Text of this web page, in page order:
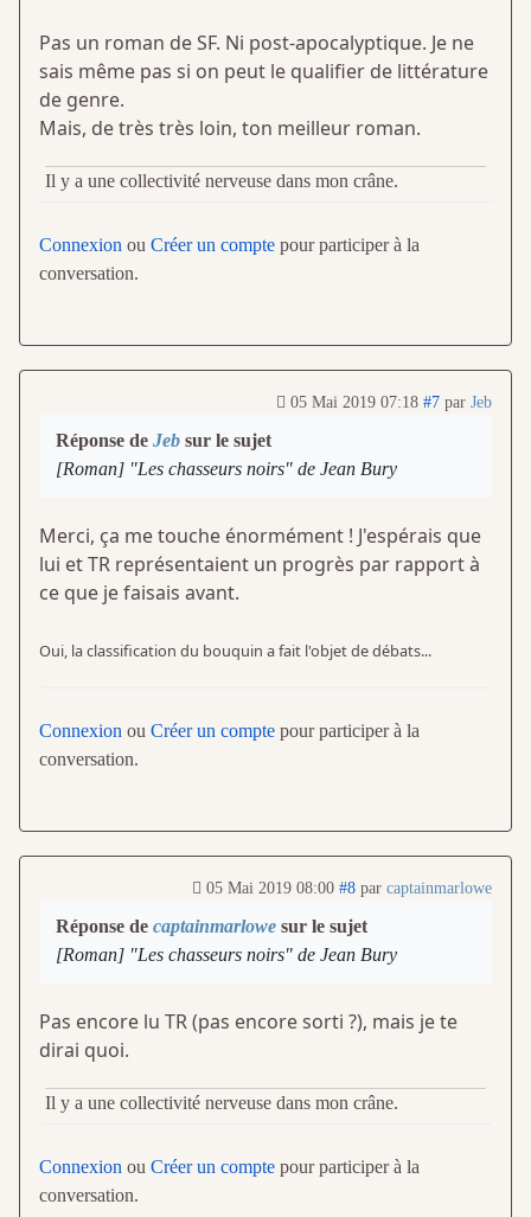
Pas un roman de SF. Ni post-apocalyptique. Je ne
sais même pas si on peut le qualifier de littérature
de genre.
Mais, de très très loin, ton meilleur roman.
Il y a une collectivité nerveuse dans mon crâne.
Connexion ou Créer un compte pour participer à la
conversation.
05 Mai 2019 07:18 #7 par Jeb
Réponse de Jeb sur le sujet
[Roman] "Les chasseurs noirs" de Jean Bury
Merci, ça me touche énormément ! J'espérais que
lui et TR représentaient un progrès par rapport à
ce que je faisais avant.
Oui, la classification du bouquin a fait l'objet de débats...
Connexion ou Créer un compte pour participer à la
conversation.
05 Mai 2019 08:00 #8 par captainmarlowe
Réponse de captainmarlowe sur le sujet
[Roman] "Les chasseurs noirs" de Jean Bury
Pas encore lu TR (pas encore sorti ?), mais je te
dirai quoi.
Il y a une collectivité nerveuse dans mon crâne.
Connexion ou Créer un compte pour participer à la
conversation.